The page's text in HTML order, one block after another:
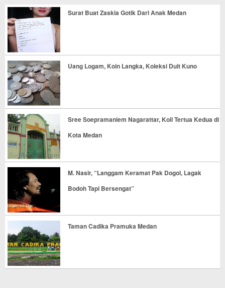
Surat Buat Zaskia Gotik Dari Anak Medan
Uang Logam, Koin Langka, Koleksi Duit Kuno
Sree Soepramaniem Nagarattar, Koil Tertua Kedua di
Kota Medan
M. Nasir, “Langgam Keramat Pak Dogol, Lagak
Bodoh Tapi Bersengat”
Taman Cadika Pramuka Medan